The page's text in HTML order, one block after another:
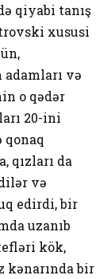
qiyabi tanış
xususi
və
o qədər
20-ini
qonaq
qızları da
və
edirdi, bir
uzanıb
kök,
kənarında bir